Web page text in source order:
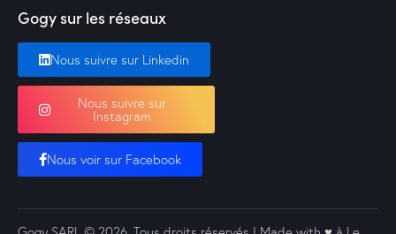
Gogy sur les réseaux
Nous suivre sur Linkedin
Nous suivre sur
Instagram
Nous voir sur Facebook